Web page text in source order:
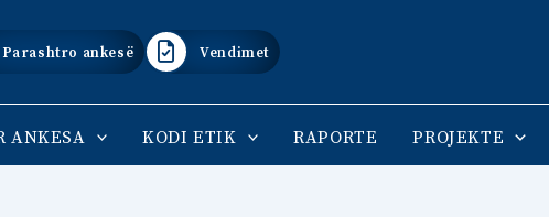
Parashtro ankesë Vendimet
ANKESA KODI ETIK RAPORTE PROJEKTE